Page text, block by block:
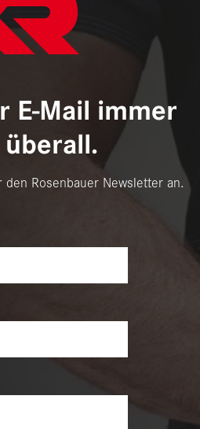
E-Mail immer
Rosenbauer Newsletter an.